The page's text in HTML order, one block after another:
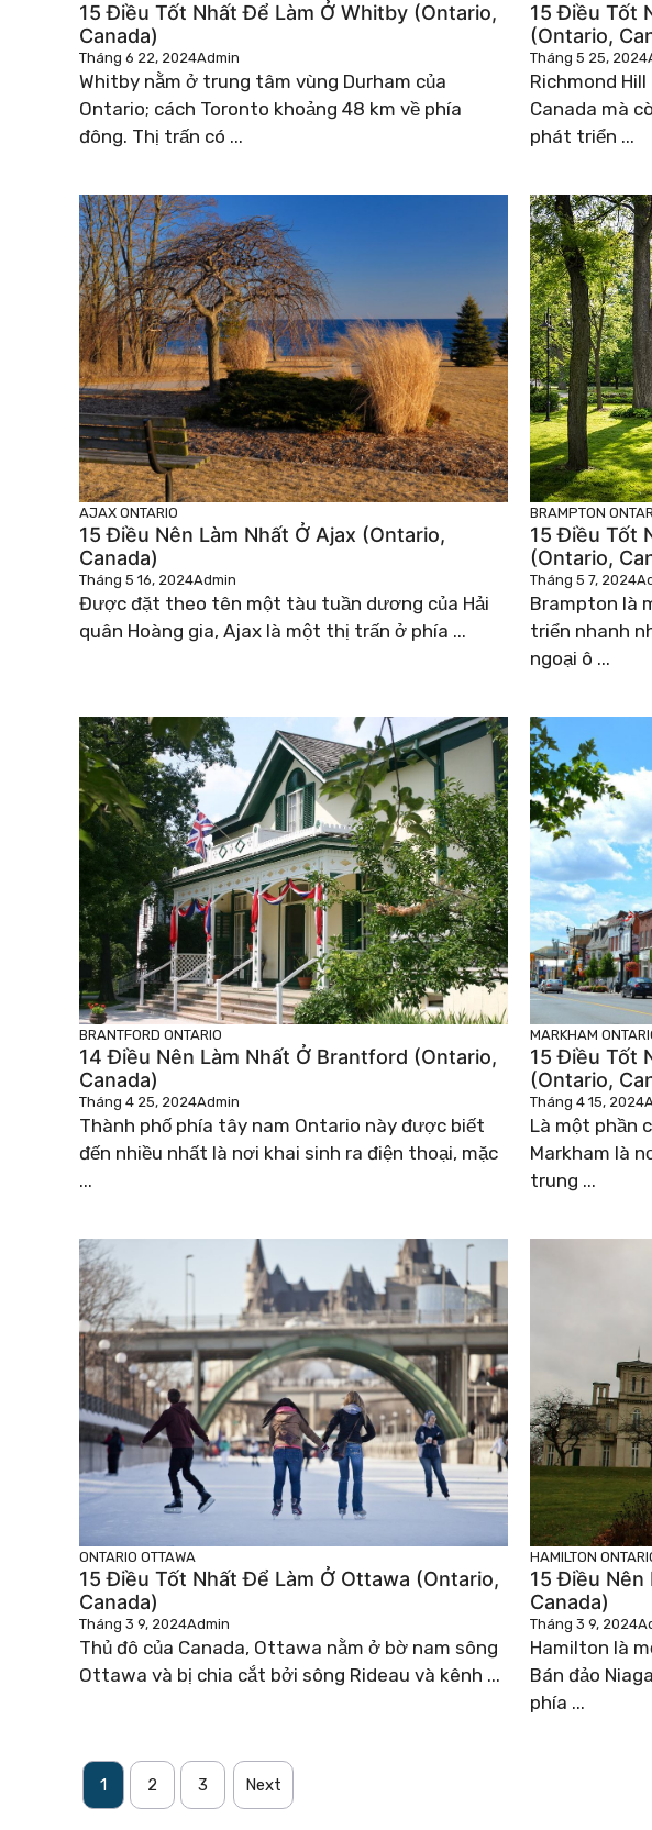
15 Điều Tốt Nhất Để Làm Ở Whitby (Ontario,
Canada)
Tháng 6 22, 2024Admin
Whitby nằm ở trung tâm vùng Durham của
Ontario; cách Toronto khoảng 48 km về phía
đông. Thị trấn có ...
15 Điều Tốt
(Ontario,
Tháng 5 25, 2024
Richmond
Canada mà
phát triển ...
AJAX ONTARIO
15 Điều Nên Làm Nhất Ở Ajax (Ontario,
Canada)
Tháng 5 16, 2024Admin
Được đặt theo tên một tàu tuần dương của Hải
quân Hoàng gia, Ajax là một thị trấn ở phía ...
BRAMPTON
15 Điều Tốt
(Ontario,
Tháng 5 7, 2024
Brampton là
triển nhanh
ngoại ô ...
BRANTFORD ONTARIO
14 Điều Nên Làm Nhất Ở Brantford (Ontario,
Canada)
Tháng 4 25, 2024Admin
Thành phố phía tây nam Ontario này được biết
đến nhiều nhất là nơi khai sinh ra điện thoại, mặc
...
MARKHAM
15 Điều Tốt
(Ontario,
Tháng 4 15, 2024
Là một phần
Markham là
trung ...
ONTARIO OTTAWA
15 Điều Tốt Nhất Để Làm Ở Ottawa (Ontario,
Canada)
Tháng 3 9, 2024Admin
Thủ đô của Canada, Ottawa nằm ở bờ nam sông
Ottawa và bị chia cắt bởi sông Rideau và kênh ...
HAMILTON
15 Điều Nên
Canada)
Tháng 3 9, 2024
Hamilton là
Bán đảo
phía ...
1 2 3 Next